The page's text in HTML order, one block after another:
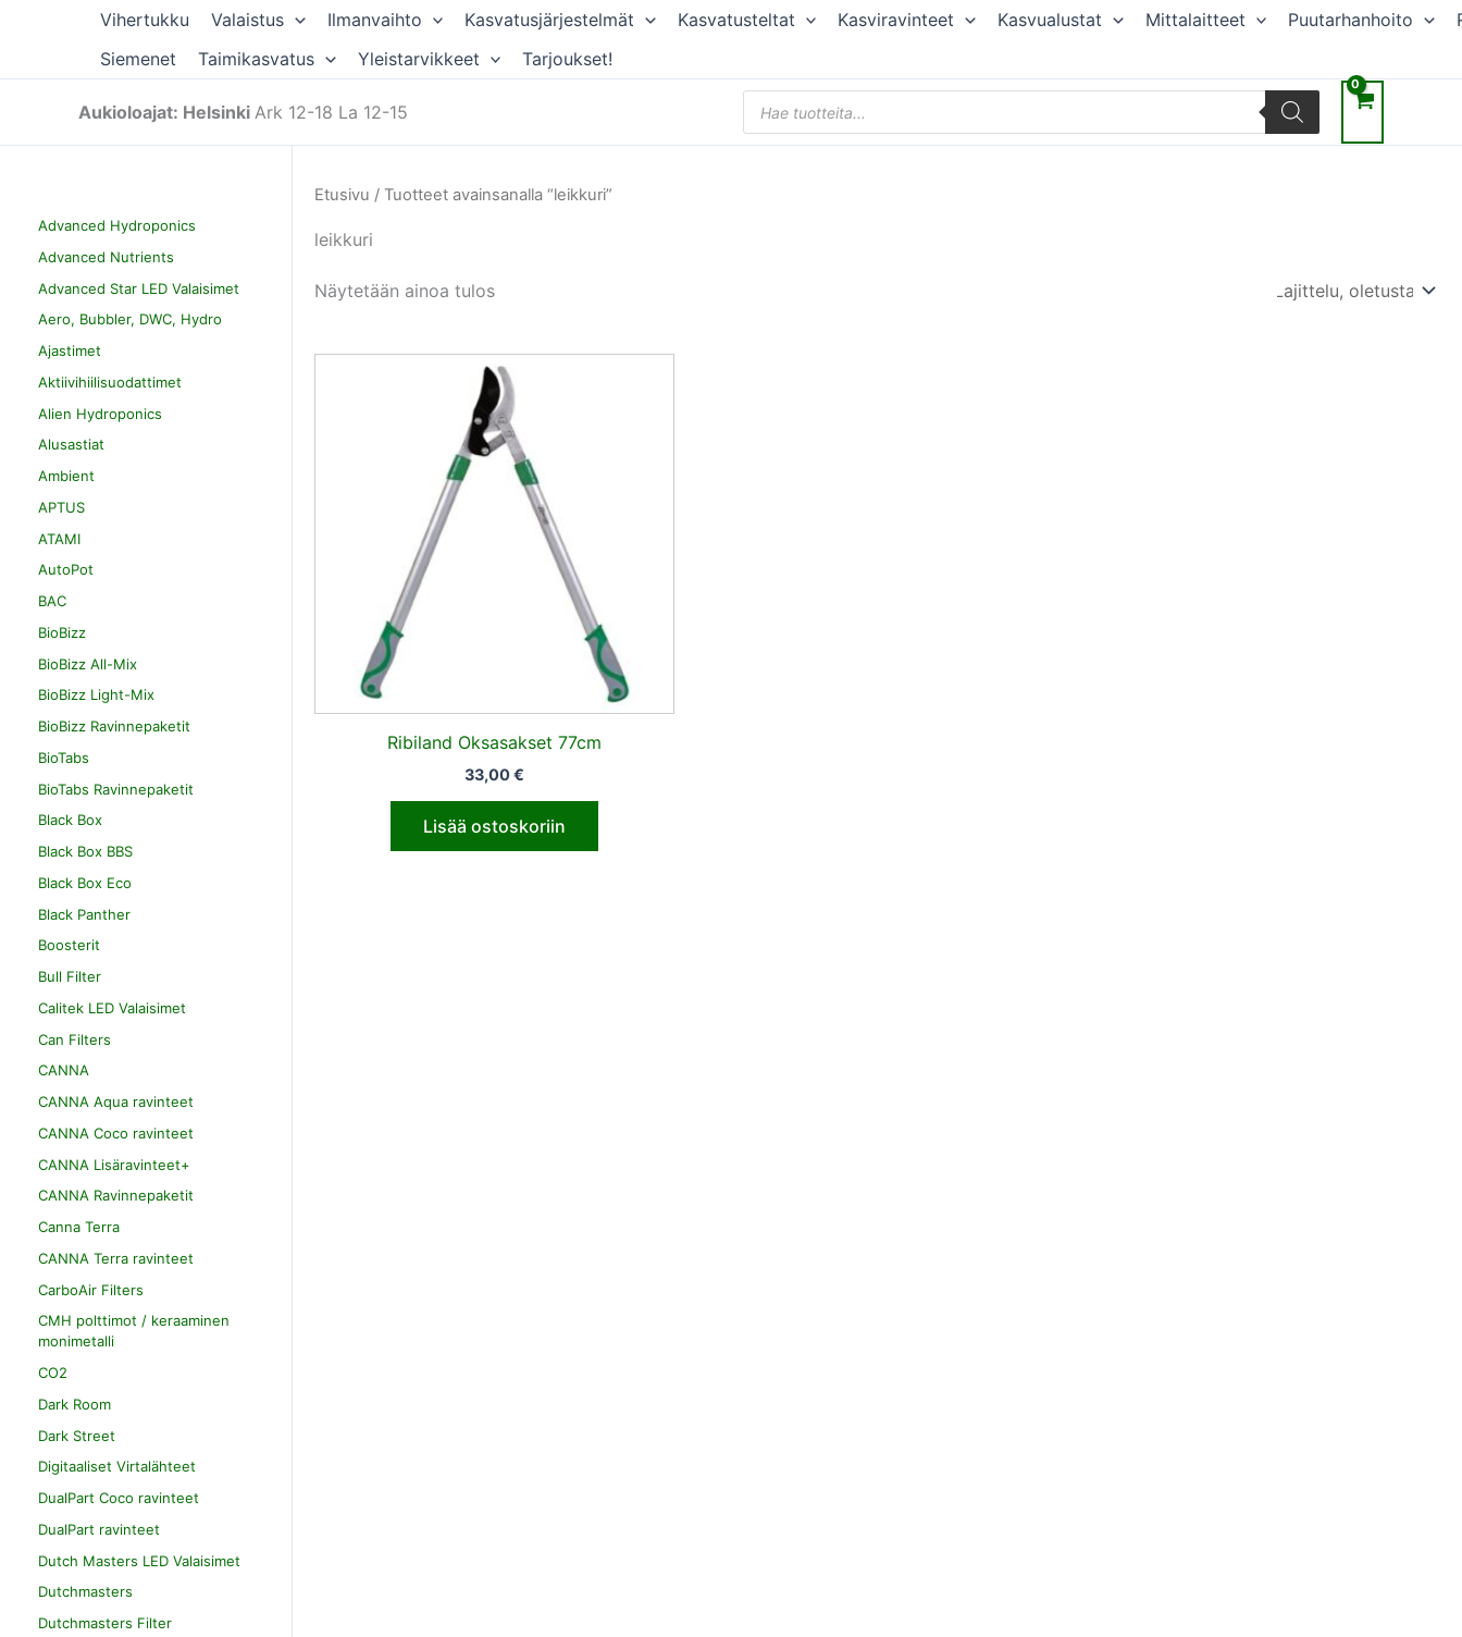
Vihertukku Valaistus Ilmanvaihto Kasvatusjärjestelmät Kasvatusteltat Kasviravinteet Kasvualustat Mittalaitteet Puutarhanhoito
Siemenet
Taimikasvatus Yleistarvikkeet Tarjoukset!
Aukioloajat: Helsinki Ark 12-18 La 12-15
Products
search
Advanced Hydroponics
Advanced Nutrients
Advanced Star LED Valaisimet
Aero, Bubbler, DWC, Hydro
Ajastimet
Aktiivihiilisuodattimet
Alien Hydroponics
Alusastiat
Ambient
APTUS
ATAMI
AutoPot
BAC
BioBizz
BioBizz All-Mix
BioBizz Light-Mix
BioBizz Ravinnepaketit
BioTabs
BioTabs Ravinnepaketit
Black Box
Black Box BBS
Black Box Eco
Black Panther
Boosterit
Bull Filter
Calitek LED Valaisimet
Can Filters
CANNA
CANNA Aqua ravinteet
CANNA Coco ravinteet
CANNA Lisäravinteet+
CANNA Ravinnepaketit
Canna Terra
CANNA Terra ravinteet
CarboAir Filters
CMH polttimot / keraaminen
monimetalli
CO2
Dark Room
Dark Street
Digitaaliset Virtalähteet
DualPart Coco ravinteet
DualPart ravinteet
Dutch Masters LED Valaisimet
Dutchmasters
Dutchmasters Filter
Etusivu / Tuotteet avainsanalla “leikkuri”
leikkuri
Näytetään ainoa tulos
Ribiland Oksasakset 77cm
33,00€
Lisää ostoskoriin